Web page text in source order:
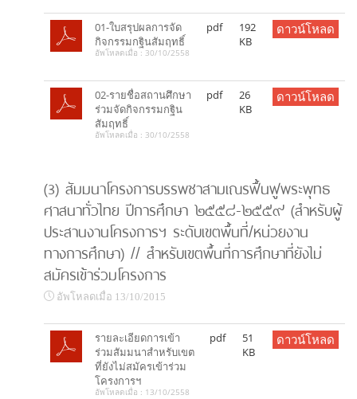
01-ใบสรุปผลการจัด
กิจกรรมกฐินสัมฤทธิ์
อัพโหลดเมื่อ : 30/10/2558
pdf
192
KB
ดาวน์โหลด
02-รายชื่อสถานศึกษา
ร่วมจัดกิจกรรมกฐิน
สัมฤทธิ์
อัพโหลดเมื่อ : 30/10/2558
pdf
26
KB
ดาวน์โหลด
(3) สัมมนาโครงการบรรพชาสามเณรฟื้นฟูพระพุทธ
ศาสนาทั่วไทย ปีการศึกษา ๒๕๕๘-๒๕๕๙ (สำหรับผู้
ประสานงานโครงการฯ ระดับเขตพื้นที่/หน่วยงาน
ทางการศึกษา) // สำหรับเขตพื้นที่การศึกษาที่ยังไม่
สมัครเข้าร่วมโครงการ
อัพโหลดเมื่อ 13/10/2015
รายละเอียดการเข้า
ร่วมสัมมนาสำหรับเขต
ที่ยังไม่สมัครเข้าร่วม
โครงการฯ
อัพโหลดเมื่อ : 13/10/2558
pdf
51
KB
ดาวน์โหลด